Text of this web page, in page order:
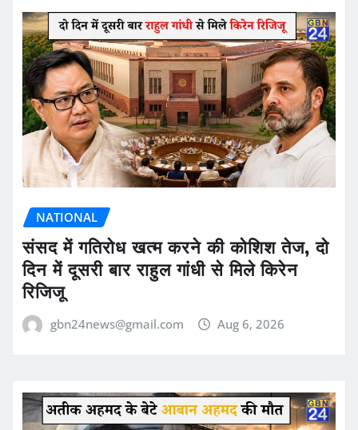
NATIONAL
संसद में गतिरोध खत्म करने की कोशिश तेज, दो
दिन में दूसरी बार राहुल गांधी से मिले किरेन
रिजिजू
gbn24news@gmail.com Aug 6, 2026